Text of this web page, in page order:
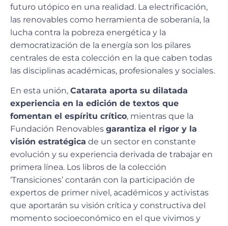
futuro utópico en una realidad. La electrificación,
las renovables como herramienta de soberanía, la
lucha contra la pobreza energética y la
democratización de la energía son los pilares
centrales de esta colección en la que caben todas
las disciplinas académicas, profesionales y sociales.
En esta unión, Catarata aporta su dilatada
experiencia en la edición de textos que
fomentan el espíritu crítico, mientras que la
Fundación Renovables garantiza el rigor y la
visión estratégica de un sector en constante
evolución y su experiencia derivada de trabajar en
primera línea. Los libros de la colección
‘Transiciones’ contarán con la participación de
expertos de primer nivel, académicos y activistas
que aportarán su visión crítica y constructiva del
momento socioeconómico en el que vivimos y